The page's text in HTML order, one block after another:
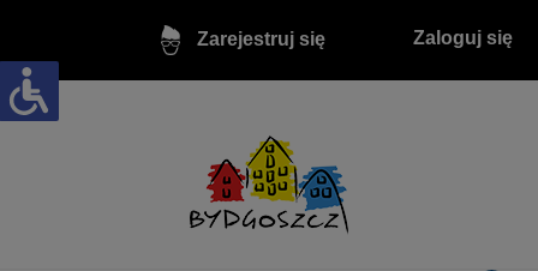
Zarejestruj się Zaloguj się